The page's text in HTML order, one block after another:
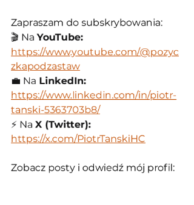
Zapraszam do subskrybowania:
🎬 Na YouTube:
https://www.youtube.com/@pozyc
zkapodzastaw
💼 Na LinkedIn:
https://www.linkedin.com/in/piotr-
tanski-5363703b8/
⚡ Na X (Twitter):
https://x.com/PiotrTanskiHC
Zobacz posty i odwiedź mój profil: